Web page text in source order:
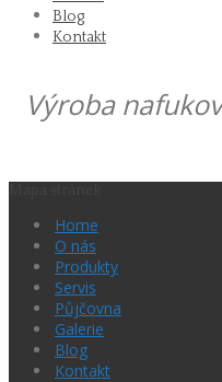
Blog
Kontakt
Výroba
Home
O nás
Produkty
Servis
Půjčovna
Galerie
Blog
Kontakt